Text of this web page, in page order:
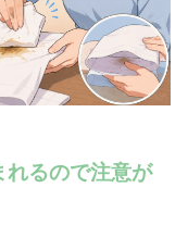
れるので注意が